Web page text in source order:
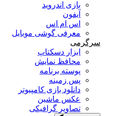
بازی اندروید
آیفون
اس ام اس
معرفی گوشی موبایل
سرگرمی
ابزار دسکتاپ
محافظ نمایش
پوسته برنامه
پس زمینه
دانلود بازی کامپیوتر
عکس ماشین
تصاویر گرافیکی